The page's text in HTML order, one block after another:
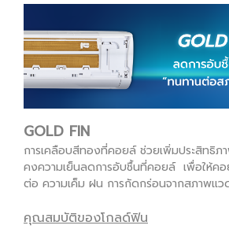
GOLD FIN
การเคลือบสีทองที่คอยล์ ช่วยเพิ่มประสิทธิภ
คงความเย็นลดการอับชื้นที่คอยล์ เพื่อให้ค
ต่อ ความเค็ม ฝน การกัดกร่อนจากสภาพแ
คุณสมบัติของโกลด์ฟิน